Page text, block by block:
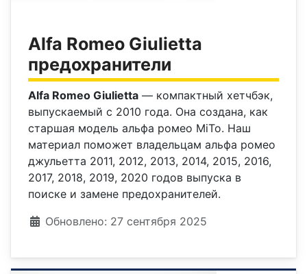
Alfa Romeo Giulietta
предохранители
Alfa Romeo Giulietta — компактный хетчбэк,
выпускаемый с 2010 года. Она создана, как
старшая модель альфа ромео MiTo. Наш
материал поможет владельцам альфа ромео
джульетта 2011, 2012, 2013, 2014, 2015, 2016,
2017, 2018, 2019, 2020 годов выпуска в
поиске и замене предохранителей.
Информация о материале
Обновлено: 27 сентября 2025